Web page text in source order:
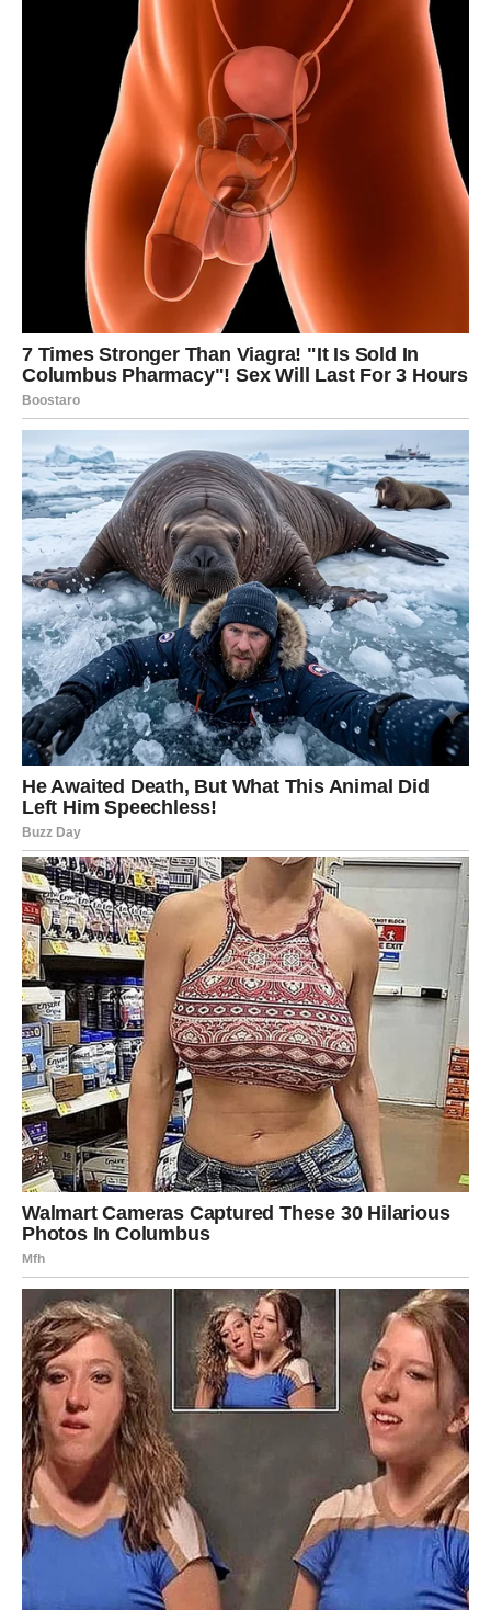
biljaka, smanjujući potrebu za kemijskim intervencijama.
S obzirom na to da se bubamare razmnožavaju u
prisutnosti baršuna, njegovo korištenje može dovesti do
značajnog smanjenja štetočina. Uvođenjem baršuna u vaš
vrt, ne samo da pomažete vlastitim biljkama, već i
doprinosite očuvanju prirodne ravnoteže u ekosistemu,
što je ključno za održivi razvoj i kvalitetu tla.
6. Zaštita Kupusnjača
Ako uzgajate kupus, cvjetaču ili brokulu, baršun može biti
vaša najbolja obrana protiv kupusne bijelice. Ovaj štetnik
može ozbiljno ugroziti ove usjeve, ali sadnjom baršuna
oko njih možete značajno smanjiti rizik od napada. Ova
prirodna obrana omogućava da vaši usjevi ostanu zdravi i
produktivni bez potrebe za upotrebom kemikalija. S
različitim vrstama baršuna dostupnim na tržištu, možete
odabrati onu koja najviše odgovara vašem vrtu.
7. Organsko Gnojivo i Priprema
Komposta
Baršun može poslužiti i kao izvororganskog gnojiva.
Rezano lišće i cvjetovi mogu se koristiti za pripremu
komposta, obogaćujući tlo esencijalnim hranjivim tvarima.
Na primjer, kroz proces kompostiranja, biljke poput
baršuna doprinose razgradnji i stvaranju humusa, što
poboljšava kvalitetu tla. Ovaj proces ne samo da
poboljšava kvalitetu tla, već i potiče zdrav rast vaših
biljaka. Korištenjem organskih materijala, smanjujete
potrebu za hemijskim gnojivima, čime dodatno
doprinosite očuvanju životne sredine, a istovremeno
povećavate plodnost tla u svom vrtu.
8. Estetska Vrijednost i Raznolikost
Baršun se može pohvaliti izuzetnodekorativnom
prirodom. Njegovi cvjetovi dolaze u raznim bojama, kao
što su žuta, narančasta i crvena, a cvjetanje traje od
ranog proljeća do kasne jeseni. Ova dugotrajna cvjetna
sezona osigurava kontinuiranu ljepotu vašeg vrta tokom
čitave godine. Pored toga, raznovrsnost boja i oblika
omogućava vam da kreirate jedinstvene kompozicije i
aranžmane, čime dodatno obogaćujete vizuelni dojam
vašeg vrta. Možete kombinovati baršun s drugim
cvijećem, stvarajući tako šarene i živopisne scene koje će
oduzeti dah svakom posjetiocu.
9. Prirodno Bojilo
Još jedna fascinantna upotreba baršuna je njegova
funkcija kaoprirodnog bojila
. Cvjetovi ove biljke mogu se
koristiti za bojanje tkanina, kose ili čak hrane, čime se
otvaraju mnoge kreativne mogućnosti. Na primjer,
cvjetovi baršuna mogu se koristiti za izradu prirodnih
boja za tkanine, što je ekološki prihvatljivo i bez štetnih
kemikalija. Ovo omogućava vam da iskoristite baršun u